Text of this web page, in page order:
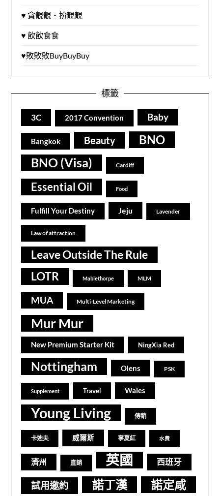
♥ 貪靚靚‧扮靚靚
♥ 飲飲食食
♥敗敗敗BuyBuyBuy
標籤
3C 2017 Convention Baby
Bangkok Beauty
BNO
BNO (Visa)
Cardiff
Essential Oil Food
Fulfill Your Destiny Jeju Lavender
Law of attraction
Leave Outside The Rule
LOTR
Mablethorpe MLM
MUA Multi-Level Marketing
Mur Mur
New Premium Starter Kit NingXia Red
Nottingham Olens PSK
Supplement Travel Wales
Young Living 傳銷
卡迪夫 威爾斯 寧夏紅 水費
濟州 直銷 英國 西班牙
試用邀約 諾丁漢 諾定咸